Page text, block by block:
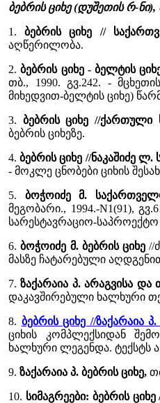
ბებრის ციხე (დუშეთის რ-
1.ბებრის ციხე //
აღწერილობა.
2.ბებრის ციხე - ბელტის
თბ., 1990. გვ.242. -
მიხედვით-ბელტის ციხე)
3. ბებრის ციხე //ქართული
ბებრის ციხეზე.
4.ბებრის ციხე //ნაკაშიძე
- მოკლე ცნობები ციხის
5. ბოჭოიძე მ.
მეგობარი., 1994.-N1(91),
სარესტავრაციო-საპროექტო
6. ბოჭოიძე მ. ბებრის ციხე //
მასზე ჩატარებული
7.ზაქარაია პ. არაგვისა
დაკავშირებული ხალხური
8. ბებრის ციხე //ზაქარაია
ციხის კომპლექსიდან
ხალხური ლეგენდა. ტექსტს
9. ზაქარაია პ. ბებრის ციხე,
10. სიმაგრეები: ბებრის